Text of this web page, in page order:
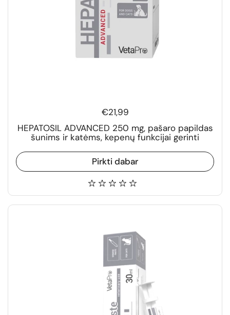
€21,99
HEPATOSIL ADVANCED 250 mg, pašaro papildas
šunims ir katėms, kepenų funkcijai gerinti
Pirkti dabar